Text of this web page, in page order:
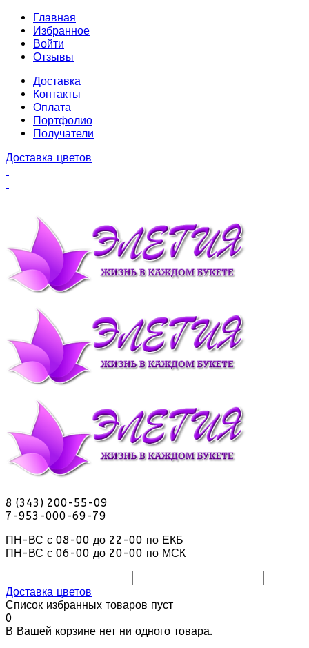
Главная
Избранное
Войти
Отзывы
Доставка
Контакты
Оплата
Портфолио
Получатели
Доставка цветов
8 (343) 200-55-09
7-953-000-69-79
ПН-ВС с 08-00 до 22-00 по ЕКБ
ПН-ВС с 06-00 до 20-00 по МСК
Доставка цветов
Список избранных товаров пуст
0
В Вашей корзине нет ни одного товара.